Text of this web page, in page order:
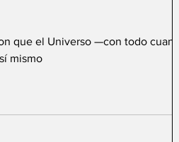
que el Universo —con todo cuanto
mismo